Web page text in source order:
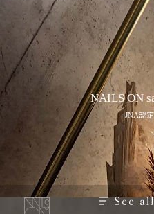
NAILS ON
JNA認